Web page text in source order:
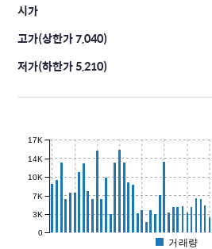
시가
고가(상한가 7,040)
저가(하한가 5,210)
0
3K
7K
10K
14K
17K
거래량